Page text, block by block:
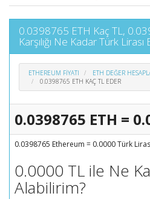
0.0398765 ETH Kaç TL,
Karşılığı Ne Kadar Türk Lirası
ETHEREUM FIYATI
ETH DEĞER
0.0398765 ETH KAÇ TL EDER
0.0398765 ETH =
0.0398765 Ethereum = 0.0000 Türk
0.0000 TL ile Ne
Alabilirim?